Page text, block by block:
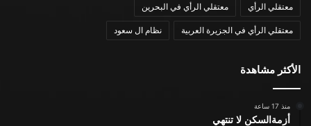
معتقلي الرأي معتقلي الرأي في البحرين
معتقلي الرأي في الجزيرة العربية نظام ال سعود
الأكثر مشاهدة
منذ 17 ساعة
أزمةالسكن لا تنتهي